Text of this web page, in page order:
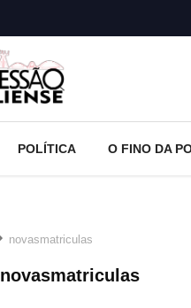
POLÍTICA O FINO DA
novasmatriculas
novasmatriculas